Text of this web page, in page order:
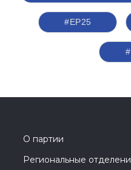
#ЕР25
О партии
Региональные